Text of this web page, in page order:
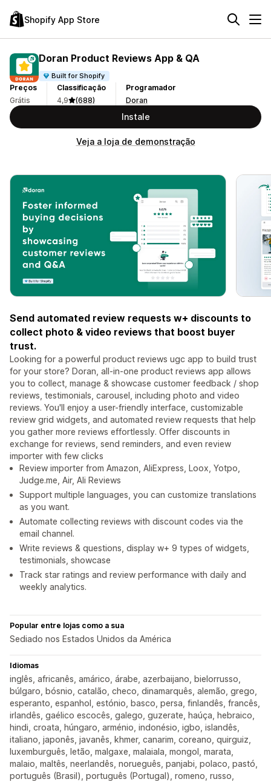
Shopify App Store
Doran Product Reviews App & QA
Built for Shopify
Preços
Grátis
Classificação
4,9
(688)
Programador
Doran
Instale
Veja a loja de demonstração
Send automated review requests w+ discounts to
collect photo & video reviews that boost buyer
trust.
Looking for a powerful product reviews ugc app to build trust
for your store? Doran, all-in-one product reviews app allows
you to collect, manage & showcase customer feedback / shop
reviews, testimonials, carousel, including photo and video
reviews. You'll enjoy a user-friendly interface, customizable
review grid widgets, and automated review requests that help
you gather more reviews effortlessly. Offer discounts in
exchange for reviews, send reminders, and even review
importer with few clicks
Review importer from Amazon, AliExpress, Loox, Yotpo,
Judge.me, Air, Ali Reviews
Support multiple languages, you can customize translations
as you want.
Automate collecting reviews with discount codes via the
email channel.
Write reviews & questions, display w+ 9 types of widgets,
testimonials, showcase
Track star ratings and review performance with daily and
weekly analytics.
Popular entre lojas como a sua
Sediado nos Estados Unidos da América
Idiomas
inglês, africanês, amárico, árabe, azerbaijano, bielorrusso,
búlgaro, bósnio, catalão, checo, dinamarquês, alemão, grego,
esperanto, espanhol, estónio, basco, persa, finlandês, francês,
irlandês, gaélico escocês, galego, guzerate, haúça, hebraico,
hindi, croata, húngaro, arménio, indonésio, igbo, islandês,
italiano, japonês, javanês, khmer, canarim, coreano, quirguiz,
luxemburguês, letão, malgaxe, malaiala, mongol, marata,
malaio, maltês, neerlandês, norueguês, panjabi, polaco, pastó,
português (Brasil), português (Portugal), romeno, russo,